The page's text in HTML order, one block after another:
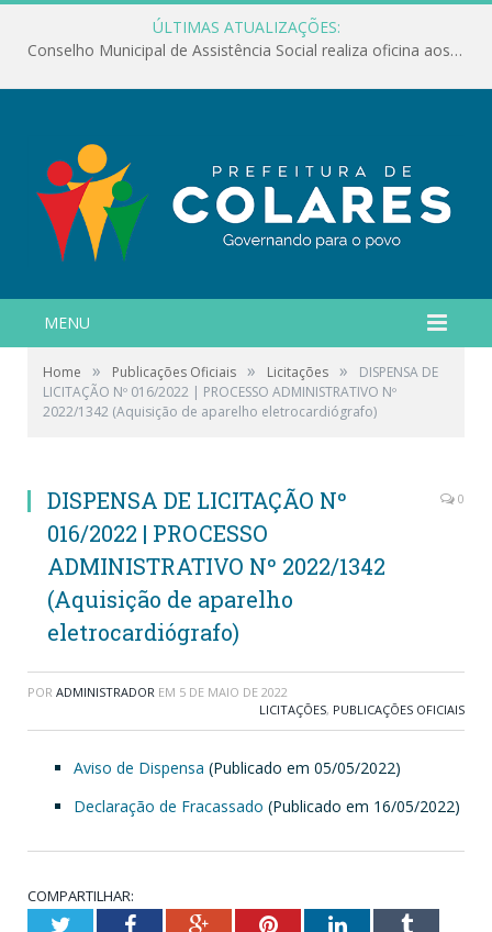
ÚLTIMAS ATUALIZAÇÕES:
Conselho Municipal de Assistência Social realiza oficina aos servidores
MENU
Home » Publicações Oficiais » Licitações »
DISPENSA DE
LICITAÇÃO Nº 016/2022 | PROCESSO ADMINISTRATIVO Nº
2022/1342 (Aquisição de aparelho eletrocardiógrafo)
DISPENSA DE LICITAÇÃO Nº
016/2022 | PROCESSO
ADMINISTRATIVO Nº 2022/1342
(Aquisição de aparelho
eletrocardiógrafo)
0
POR ADMINISTRADOR EM 5 DE MAIO DE 2022
LICITAÇÕES, PUBLICAÇÕES OFICIAIS
Aviso de Dispensa (Publicado em 05/05/2022)
Declaração de Fracassado (Publicado em 16/05/2022)
COMPARTILHAR:
TwitterFacebookGoogle+PinterestLinkedInTumblr